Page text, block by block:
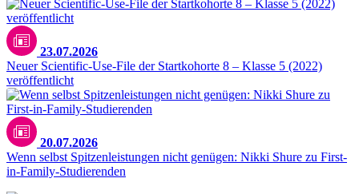
23.07.2026
Neuer Scientific-Use-File der Startkohorte 8 – Klasse 5 (2022)
veröffentlicht
20.07.2026
Wenn selbst Spitzenleistungen nicht genügen: Nikki Shure zu First-
in-Family-Studierenden